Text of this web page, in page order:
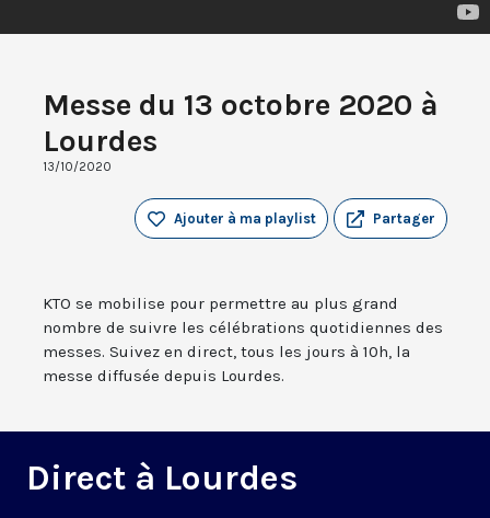
Messe du 13 octobre 2020 à
Lourdes
13/10/2020
Partager
Ajouter à ma playlist
KTO se mobilise pour permettre au plus grand
nombre de suivre les célébrations quotidiennes des
messes. Suivez en direct, tous les jours à 10h, la
messe diffusée depuis Lourdes.
Direct à Lourdes